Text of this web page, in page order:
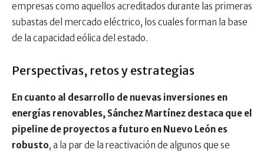
empresas como aquellos acreditados durante las primeras
subastas del mercado eléctrico, los cuales forman la base
de la capacidad eólica del estado.
Perspectivas, retos y estrategias
En cuanto al desarrollo de nuevas inversiones en
energías renovables, Sánchez Martínez destaca que el
pipeline de proyectos a futuro en Nuevo León es
robusto, a la par de la reactivación de algunos que se